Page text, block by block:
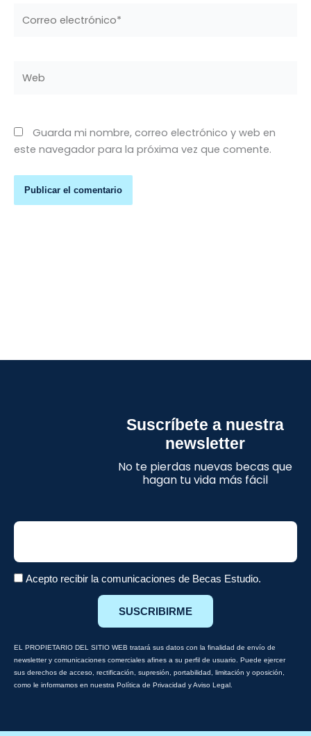
electrónico*
Guarda mi nombre, correo electrónico y web en
este navegador para la próxima vez que comente.
Suscríbete a nuestra
newsletter
No te pierdas nuevas becas que
hagan tu vida más fácil
Email
Acepto recibir la comunicaciones de Becas Estudio.
SUSCRIBIRME
EL PROPIETARIO DEL SITIO WEB tratará sus datos con la finalidad de envío de
newsletter y comunicaciones comerciales afines a su perfil de usuario. Puede ejercer
sus derechos de acceso, rectificación, supresión, portabilidad, limitación y oposición,
como le informamos en nuestra Política de Privacidad y Aviso Legal.